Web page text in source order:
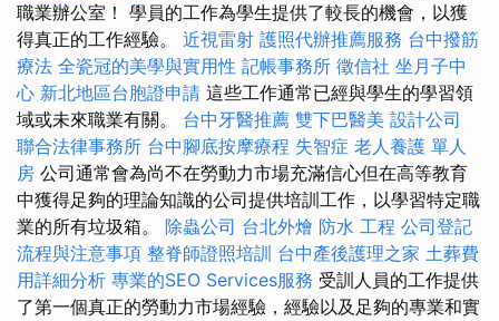
職業辦公室！ 學員的工作為學生提供了較長的機會，以獲
得真正的工作經驗。 近視雷射 護照代辦推薦服務 台中撥筋
療法 全瓷冠的美學與實用性 記帳事務所 徵信社 坐月子中
心 新北地區台胞證申請 這些工作通常已經與學生的學習領
域或未來職業有關。 台中牙醫推薦 雙下巴醫美 設計公司
聯合法律事務所 台中腳底按摩療程 失智症 老人養護 單人
房 公司通常會為尚不在勞動力市場充滿信心但在高等教育
中獲得足夠的理論知識的公司提供培訓工作，以學習特定職
業的所有垃圾箱。 除蟲公司 台北外燴 防水 工程 公司登記
流程與注意事項 整脊師證照培訓 台中產後護理之家 土葬費
用詳細分析 專業的SEO Services服務 受訓人員的工作提供
了第一個真正的勞動力市場經驗，經驗以及足夠的專業和實